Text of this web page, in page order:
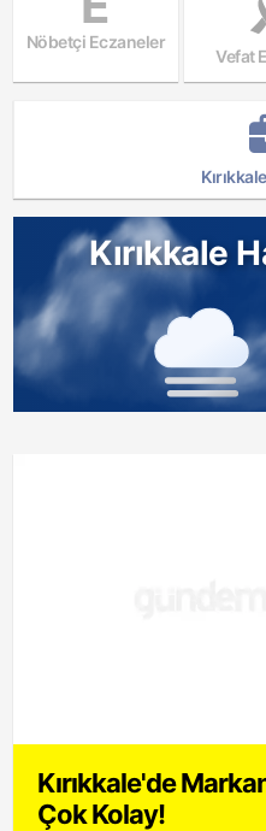
Nöbetçi Eczaneler
Vefat
Kırıkkale
Kırıkkale'de
Çok Kolay!